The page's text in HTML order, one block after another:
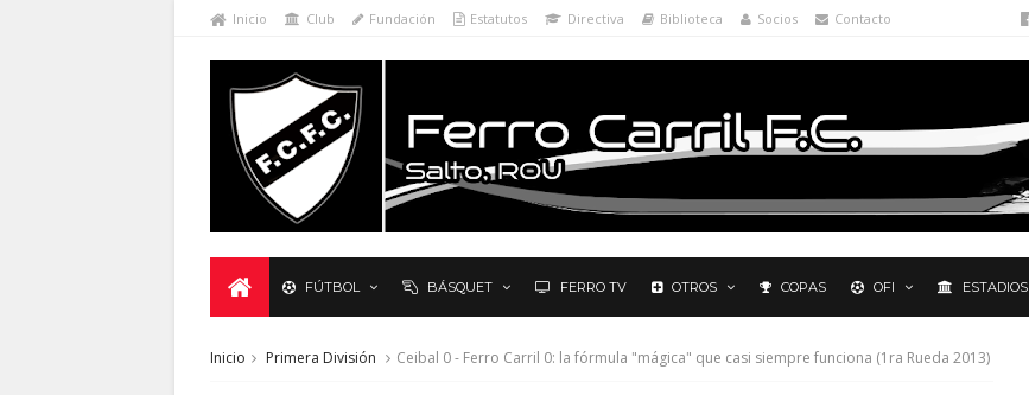
Inicio Club Fundación Estatutos Directiva Biblioteca Socios Contacto
FÚTBOL BÁSQUET FERRO TV OTROS COPAS OFI ESTADIOS
Inicio Primera División Ceibal 0 - Ferro Carril 0: la fórmula "mágica" que casi siempre funciona (1ra Rueda 2013)